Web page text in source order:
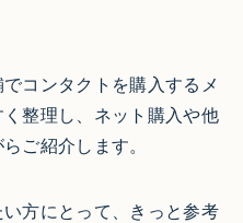
コンタクトを購入するメ
整理し、ネット購入や他
ご紹介します。
方にとって、きっと参考